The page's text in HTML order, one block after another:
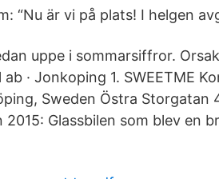
“Nu är vi på plats! I helgen
uppe i sommarsiffror.
· Jonkoping 1. SWEETME
Sweden Östra Storgatan
Glassbilen som blev en